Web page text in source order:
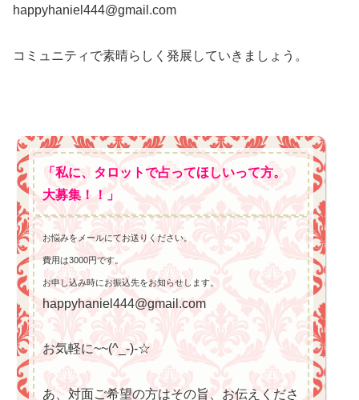
happyhaniel444@gmail.com
コミュニティで素晴らしく発展していきましょう。
「私に、タロットで占ってほしいって方。
大募集！！」
お悩みをメールにてお送りください。
費用は3000円です。
お申し込み時にお振込先をお知らせします。
happyhaniel444@gmail.com
お気軽に~~(^_-)-☆
あ、対面ご希望の方はその旨、お伝えくださ